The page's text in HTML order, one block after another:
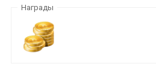
Награды